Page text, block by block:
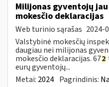
Milijonas gyventojų
mokesčio deklaracijas
Web turinio sąrašas 2024-
Valstybinė mokesčių
daugiau nei milijonas
mokesčio deklaracijas. 672
eurų gyventojų...
Metai: 2024 Pagrindinis: